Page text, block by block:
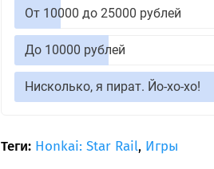
От 10000 до 25000 рублей
До 10000 рублей
Нисколько, я пират. Йо-хо-хо!
Теги: Honkai: Star Rail, Игры